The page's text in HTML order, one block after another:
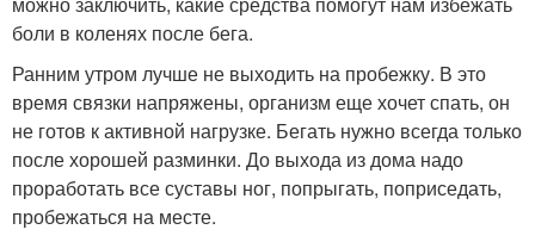
боли в коленях после бега.
Ранним утром лучше не выходить на пробежку. В это
время связки напряжены, организм еще хочет спать, он
не готов к активной нагрузке. Бегать нужно всегда только
после хорошей разминки. До выхода из дома надо
проработать все суставы ног, попрыгать, поприседать,
пробежаться на месте.